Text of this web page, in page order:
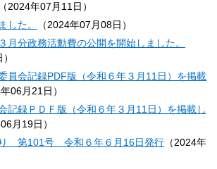
（2024年07月11日 ）
した。
（2024年07月08日 ）
月分政務活動費の公開を開始しました。
）
員会記録PDF版（令和６年３月11日）を掲載
06月21日 ）
記録ＰＤＦ版（令和６年３月11日）を掲載し
月19日 ）
り 第101号 令和６年６月16日発行 （2024年